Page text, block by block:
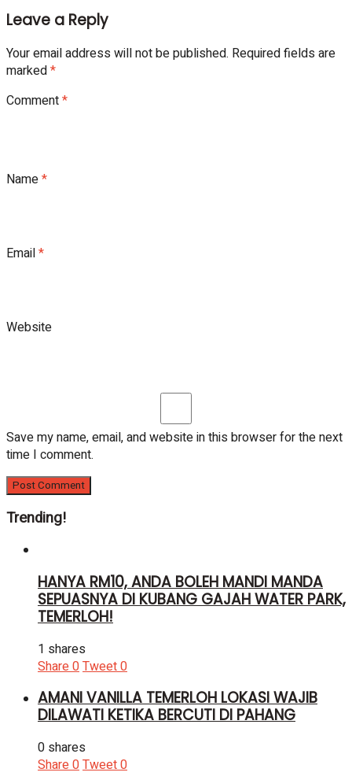
Leave a Reply
Your email address will not be published. Required fields are
marked*
Comment*
Name*
Email*
Website
Save my name, email, and website in this browser for the next
time I comment.
Trending!
HANYA RM10, ANDA BOLEH MANDI MANDA
SEPUASNYA DI KUBANG GAJAH WATER PARK,
TEMERLOH!
1 shares
Share0Tweet0
AMANI VANILLA TEMERLOH LOKASI WAJIB
DILAWATI KETIKA BERCUTI DI PAHANG
0 shares
Share0Tweet0